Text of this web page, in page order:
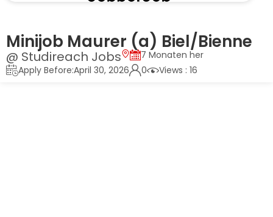
Minijob Maurer (a) Biel/Bienne
@ Studireach Jobs
7 Monaten her
Apply Before:April 30, 2026
0 Views : 16